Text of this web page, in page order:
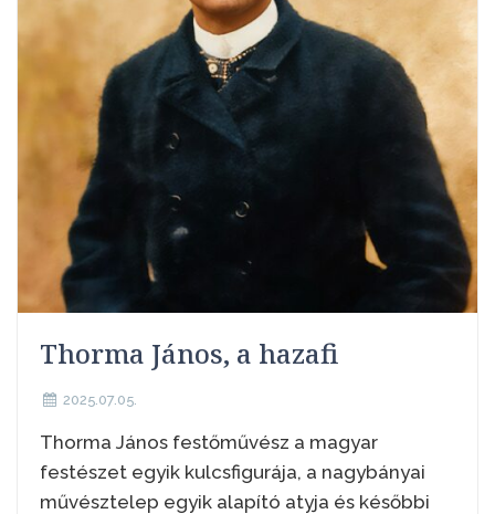
Thorma János, a hazafi
2025.07.05.
Thorma János festőművész a magyar
festészet egyik kulcsfigurája, a nagybányai
művésztelep egyik alapító atyja és későbbi